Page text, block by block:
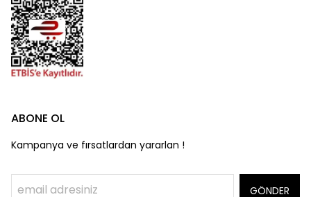
ABONE OL
Kampanya ve fırsatlardan yararlan !
GÖNDER